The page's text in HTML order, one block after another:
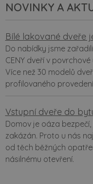
NOVINKY A
Bílé lakované dveře
Do nabídky jsme zařadili
CENY dveří v
Více než 30 modelů
profilovaného
Vstupní dveře do
Domov je oáza
zakázán. Proto u nás
od těch běžných
násilnému otevření.